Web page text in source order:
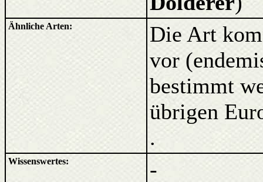
Ähnliche Arten:
Die Art
vor
bestimmt
übrigen
.
Wissenswertes: -